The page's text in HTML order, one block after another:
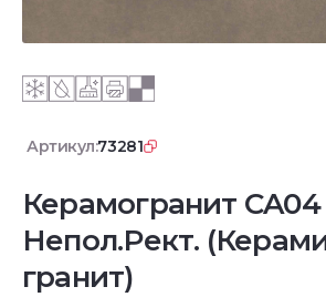
Артикул:73281
Керамогранит CA04
Непол.Рект.
гранит)